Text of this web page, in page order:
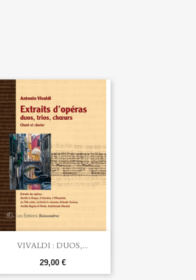
VIVALDI : DUOS,...
29,00 €
Aperçu rapide